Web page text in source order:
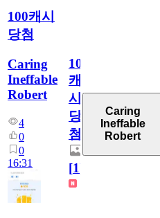
100캐시
당첨
Caring
Ineffable
Robert
4
0
0
16:31
100
캐
시
당
첨
[1]
Caring
Ineffable
Robert